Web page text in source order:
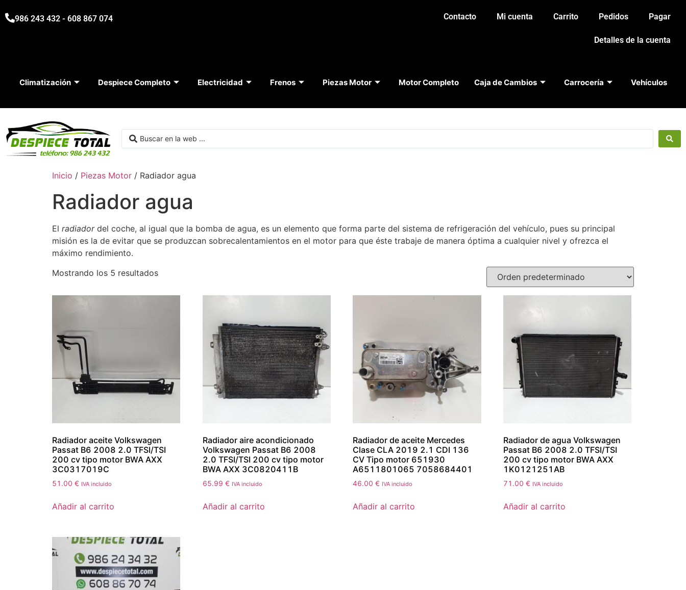
986 243 432 - 608 867 074 Contacto Mi cuenta Carrito Pedidos Pagar
Detalles de la cuenta
Climatización Despiece Completo Electricidad Frenos Piezas Motor Motor Completo Caja de Cambios Carrocería Vehículos
Inicio / Piezas Motor / Radiador agua
Radiador agua
El radiadordel coche, al igual que la bomba de agua, es un elemento que forma parte del sistema de refrigeración del vehículo, pues su principal
misión es la de evitar que se produzcan sobrecalentamientos en el motor para que éste trabaje de manera óptima a cualquier nivel y ofrezca el
máximo rendimiento.
Mostrando los 5 resultados
Radiador aceite Volkswagen
Passat B6 2008 2.0 TFSI/TSI
200 cv tipo motor BWA AXX
3C0317019C
51.00 € IVA incluido
Añadir al carrito
Radiador aire acondicionado
Volkswagen Passat B6 2008
2.0 TFSI/TSI 200 cv tipo motor
BWA AXX 3C0820411B
65.99 € IVA incluido
Añadir al carrito
Radiador de aceite Mercedes
Clase CLA 2019 2.1 CDI 136
CV Tipo motor 651930
A6511801065 7058684401
46.00€ IVA incluido
Añadir al carrito
Radiador de agua Volkswagen
Passat B6 2008 2.0 TFSI/TSI
200 cv tipo motor BWA AXX
1K0121251AB
71.00€ IVA incluido
Añadir al carrito